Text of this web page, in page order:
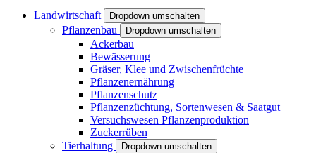
Landwirtschaft Dropdown umschalten
Pflanzenbau Dropdown umschalten
Ackerbau
Bewässerung
Gräser, Klee und Zwischenfrüchte
Pflanzenernährung
Pflanzenschutz
Pflanzenzüchtung, Sortenwesen & Saatgut
Versuchswesen Pflanzenproduktion
Zuckerrüben
Tierhaltung
Dropdown umschalten